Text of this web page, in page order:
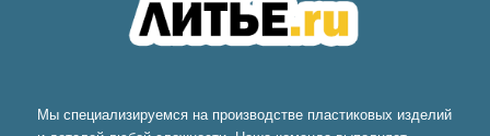
Мы специализируемся на производстве пластиковых изделий